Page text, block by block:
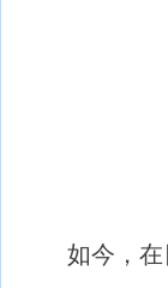
如今，在日